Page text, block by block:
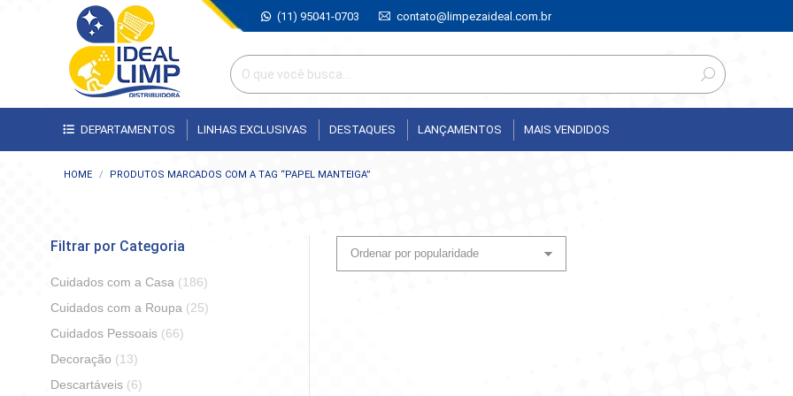
(11) 95041-0703 contato@limpezaideal.com.br
DEPARTAMENTOS LINHAS EXCLUSIVAS DESTAQUES LANÇAMENTOS MAIS VENDIDOS
Você está aqui:
HOME PRODUTOS MARCADOS COM A TAG “PAPEL MANTEIGA”
Filtrar por Categoria
Cuidados com a Casa (186)
Cuidados com a Roupa (25)
Cuidados Pessoais (66)
Decoração (13)
Descartáveis (6)